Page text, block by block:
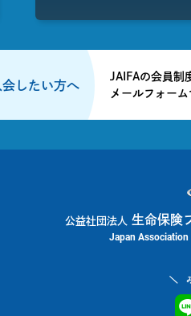
会したい方へ
JAIFAの会員制
メールフォー
公益社団法人
生命保険
Japan